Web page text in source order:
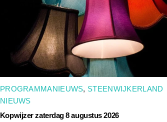
PROGRAMMANIEUWS, STEENWIJKERLAND
NIEUWS
Kopwijzer zaterdag 8 augustus 2026